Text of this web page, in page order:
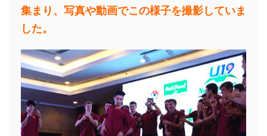
集まり、写真や動画でこの様子を撮影していま
した。